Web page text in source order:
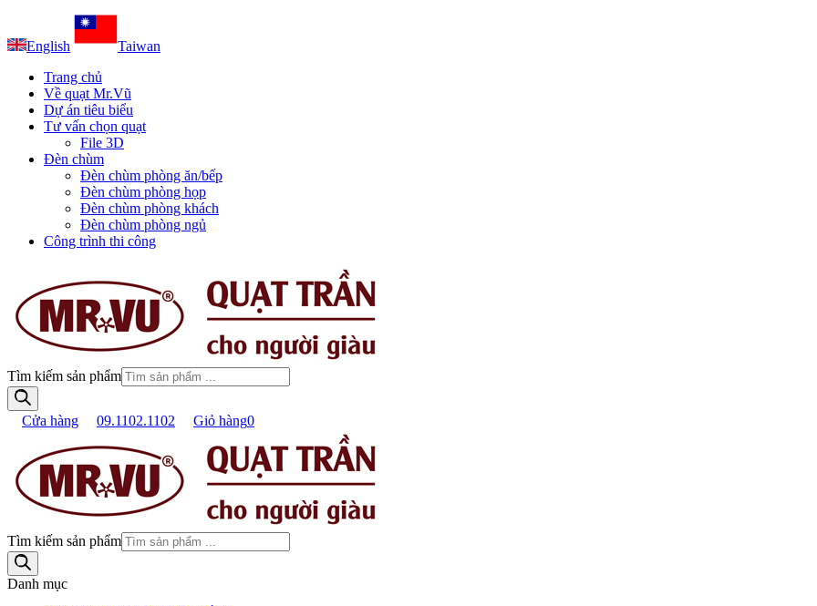
English
Taiwan
Trang chủ
Về quạt Mr.Vũ
Dự án tiêu biểu
Tư vấn chọn quạt
File 3D
Đèn chùm
Đèn chùm phòng ăn/bếp
Đèn chùm phòng họp
Đèn chùm phòng khách
Đèn chùm phòng ngủ
Công trình thi công
Tìm kiếm sản phẩm
Cửa hàng 09.1102.1102 Giỏ hàng0
Tìm kiếm sản phẩm
Danh mục